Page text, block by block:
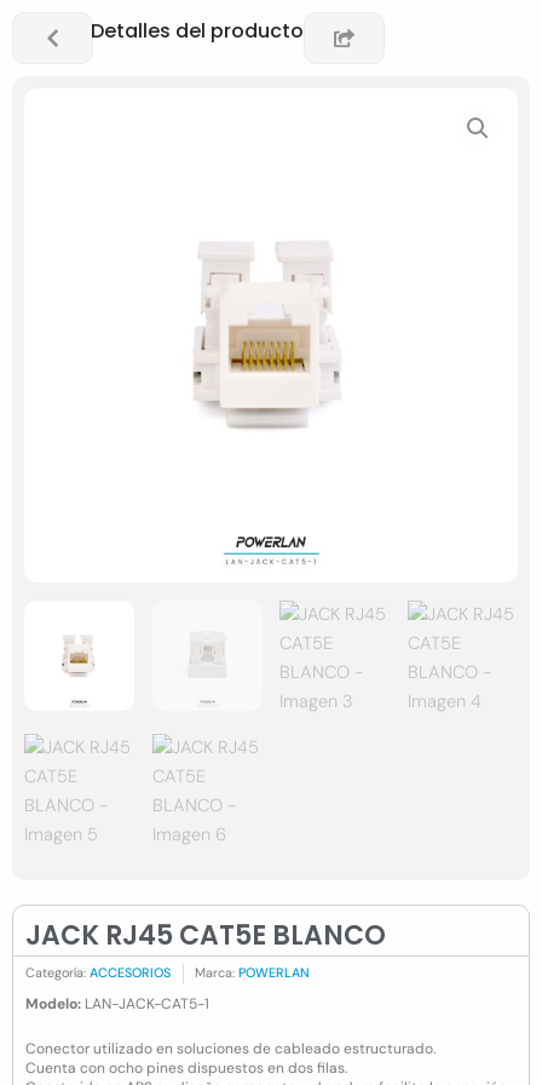
Detalles del producto
JACK RJ45 CAT5E BLANCO
Categoría: ACCESORIOS Marca: POWERLAN
Modelo: LAN-JACK-CAT5-1
Conector utilizado en soluciones de cableado estructurado.
Cuenta con ocho pines dispuestos en dos filas.